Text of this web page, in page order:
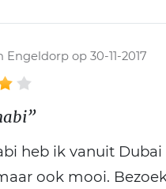
Engeldorp op 30-11-2017
heb ik vanuit Dubai
ook mooi.